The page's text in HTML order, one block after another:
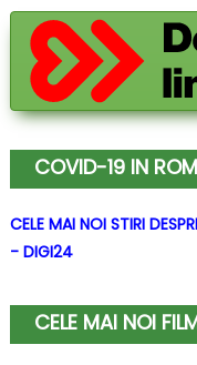
COVID-19 IN
CELE MAI NOI STIRI
- DIGI24
CELE MAI NOI